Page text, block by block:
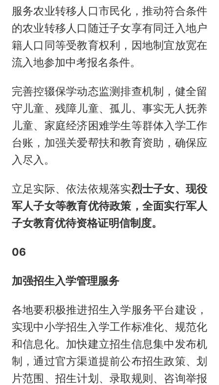
服务农业转移人口市民化，推动符合条件
的农业转移人口随迁子女享有同迁入地户
籍人口同等受教育权利，因地制宜放宽在
流入地参加中考报名条件。
完善控辍保学动态监测排查机制，健全留
守儿童、残障儿童、孤儿、事实无人抚养
儿童、家庭经济困难学生等群体入学工作
台账，加强关爱帮扶和教育资助，确保应
入尽入。
立足实际、依法依规落实烈士子女、现役
军人子女等教育优待政策，全面实行军人
子女教育优待资格证明信制度。
06
加强招生入学管理服务
各地要积极推进招生入学服务平台建设，
实现中小学招生入学工作标准化、规范化
和信息化。加快建立招生信息集中发布机
制，通过官方渠道提前公布招生政策、划
片范围、招生计划、录取规则、咨询举报